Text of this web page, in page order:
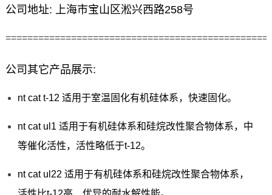
公司地址: 上海市宝山区淞兴西路258号
公司其它产品展示:
nt cat t-12 适用于室温固化有机硅体系，快速固化。
nt cat ul1 适用于有机硅体系和硅烷改性聚合物体系，中
等催化活性，活性略低于t-12。
nt cat ul22 适用于有机硅体系和硅烷改性聚合物体系，